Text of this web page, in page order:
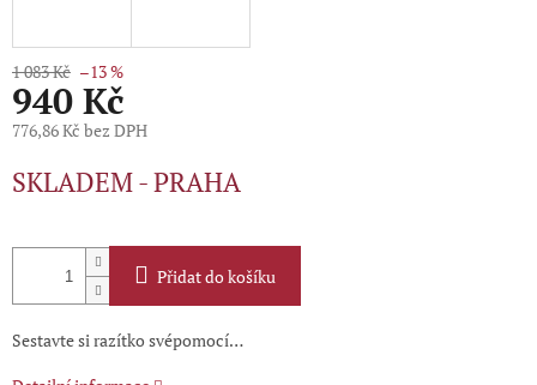
1 083 Kč –13 %
940 Kč
776,86 Kč bez DPH
cena:
SKLADEM - PRAHA
Přidat do košíku
Sestavte si razítko svépomocí…